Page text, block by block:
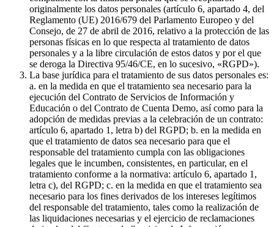
originalmente los datos personales (artículo 6, apartado 4, del
Reglamento (UE) 2016/679 del Parlamento Europeo y del
Consejo, de 27 de abril de 2016, relativo a la protección de las
personas físicas en lo que respecta al tratamiento de datos
personales y a la libre circulación de estos datos y por el que
se deroga la Directiva 95/46/CE, en lo sucesivo, «RGPD»).
La base jurídica para el tratamiento de sus datos personales es:
a. en la medida en que el tratamiento sea necesario para la
ejecución del Contrato de Servicios de Información y
Educación o del Contrato de Cuenta Demo, así como para la
adopción de medidas previas a la celebración de un contrato:
artículo 6, apartado 1, letra b) del RGPD; b. en la medida en
que el tratamiento de datos sea necesario para que el
responsable del tratamiento cumpla con las obligaciones
legales que le incumben, consistentes, en particular, en el
tratamiento conforme a la normativa: artículo 6, apartado 1,
letra c), del RGPD; c. en la medida en que el tratamiento sea
necesario para los fines derivados de los intereses legítimos
del responsable del tratamiento, tales como la realización de
las liquidaciones necesarias y el ejercicio de reclamaciones